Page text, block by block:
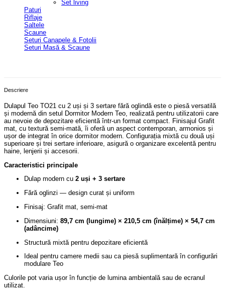
Set living
Paturi
Riflaje
Saltele
Scaune
Seturi Canapele & Fotolii
Seturi Masă & Scaune
Descriere
Dulapul Teo TO21 cu 2 uși și 3 sertare fără oglindă este o piesă versatilă
și modernă din setul Dormitor Modern Teo, realizată pentru utilizatorii care
au nevoie de depozitare eficientă într-un format compact. Finisajul Grafit
mat, cu textură semi-mată, îi oferă un aspect contemporan, armonios și
ușor de integrat în orice dormitor modern. Configurația mixtă cu două uși
superioare și trei sertare inferioare, asigură o organizare excelentă pentru
haine, lenjerii și accesorii.
Caracteristici principale
Dulap modern cu 2 uși + 3 sertare
Fără oglinzi — design curat și uniform
Finisaj: Grafit mat, semi-mat
Dimensiuni: 89,7 cm (lungime) × 210,5 cm (înălțime) × 54,7 cm
(adâncime)
Structură mixtă pentru depozitare eficientă
Ideal pentru camere medii sau ca piesă suplimentară în configurări
modulare Teo
Culorile pot varia ușor în funcție de lumina ambientală sau de ecranul
utilizat.